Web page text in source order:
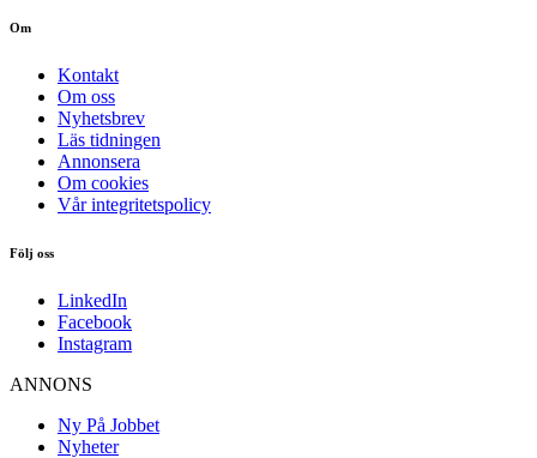
Om
Kontakt
Om oss
Nyhetsbrev
Läs tidningen
Annonsera
Om cookies
Vår integritetspolicy
Följ oss
LinkedIn
Facebook
Instagram
ANNONS
Ny På Jobbet
Nyheter